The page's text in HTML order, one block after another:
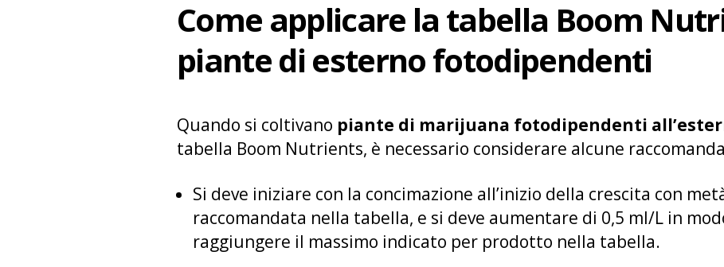
Come applicare la tabella Boom
piante di esterno fotodipendenti
Quando si coltivano piante di marijuana fotodipendenti
tabella Boom Nutrients, è necessario considerare alcune
Si deve iniziare con la concimazione all’inizio della crescita con
raccomandata nella tabella, e si deve aumentare di 0,5 ml/L in
raggiungere il massimo indicato per prodotto nella tabella.